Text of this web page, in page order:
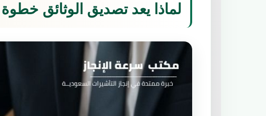
لماذا يعد تصديق الوثائق